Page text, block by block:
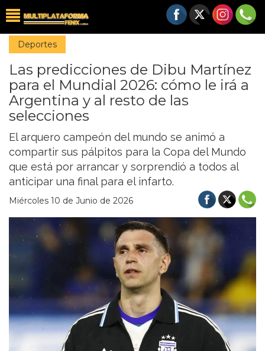
Deportes
Las predicciones de Dibu Martínez
para el Mundial 2026: cómo le irá a
Argentina y al resto de las
selecciones
El arquero campeón del mundo se animó a
compartir sus pálpitos para la Copa del Mundo
que está por arrancar y sorprendió a todos al
anticipar una final para el infarto.
Miércoles 10 de Junio de 2026